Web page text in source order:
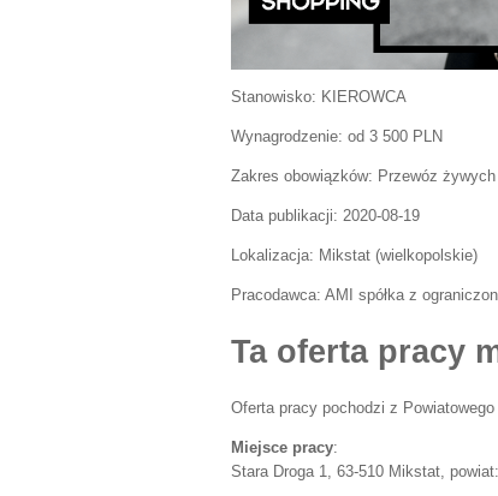
Stanowisko: KIEROWCA
Wynagrodzenie: od 3 500 PLN
Zakres obowiązków: Przewóz
Data publikacji: 2020-08-19
Lokalizacja: Mikstat (wielkopolskie)
Pracodawca: AMI spółka z
Ta oferta pracy
Oferta pracy pochodzi z Powiatowego
Miejsce pracy:
Stara Droga 1, 63-510 Mikstat,